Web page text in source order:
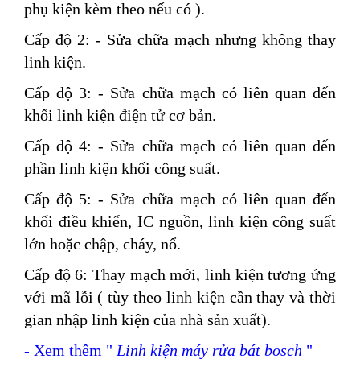
phụ kiện kèm theo nếu có ).
Cấp độ 2: - Sửa chữa mạch nhưng không thay
linh kiện.
Cấp độ 3:- Sửa chữa mạch có liên quan đến
khối linh kiện điện tử cơ bản.
Cấp độ 4:- Sửa chữa mạch có liên quan đến
phần linh kiện khối công suất.
Cấp độ 5:- Sửa chữa mạch có liên quan đến
khối điều khiển, IC nguồn, linh kiện công suất
lớn hoặc chập, cháy, nổ.
Cấp độ 6: Thay mạch mới, linh kiện tương ứng
với mã lỗi ( tùy theo linh kiện cần thay và thời
gian nhập linh kiện của nhà sản xuất).
- Xem thêm " Linh kiện máy rửa bát bosch "